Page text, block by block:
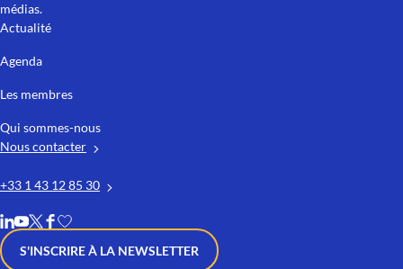
médias.
Actualité
Agenda
Les membres
Qui sommes-nous
Nous contacter
+33 1 43 12 85 30
S'INSCRIRE À LA NEWSLETTER